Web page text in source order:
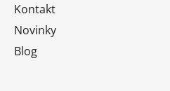
Kontakt
Novinky
Blog